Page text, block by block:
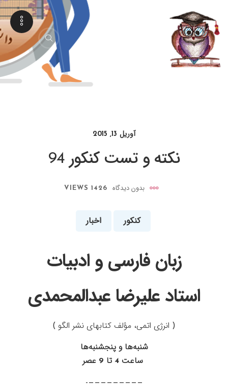
آوریل 13, 2015
نکته و تست کنکور 94
بدون دیدگاه 1426 VIEWS
اخبار کنکور
زبان فارسی و ادبیات
استاد علیرضا عبدالمحمدی
( انرژی اتمی، مؤلف کتابهای نشر الگو )
شنبه‌ها و پنجشنبه‌ها
ساعت 4 تا 9 عصر
—————————-